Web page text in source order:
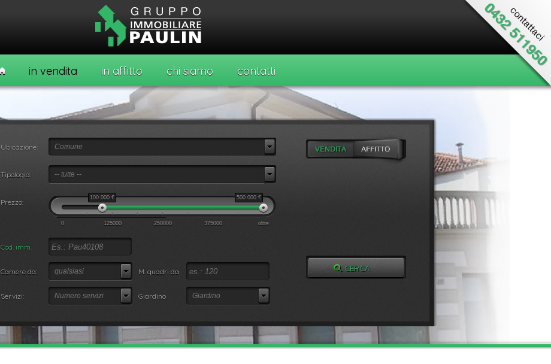
in vendita in affitto chi siamo contatti
Ubicazione: Comune
Tipologia: -- tutte --
Prezzo: 100 000€ 500 000 €
0 125000 250000 375000 oltre
Cod. imm.
Camere da: qualsiasi M. quadri da
Servizi: Numero servizi Giardino Giardino
Affitto